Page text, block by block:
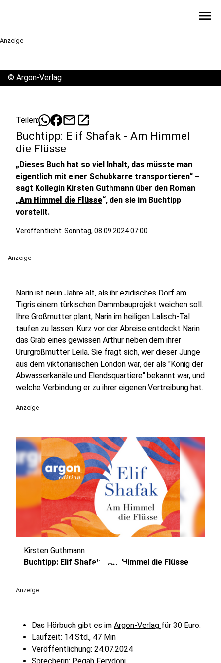
menu
Anzeige
© Argon-Verlag
Teilen: mailopen_in_new
Buchtipp: Elif Shafak - Am Himmel
die Flüsse
„Dieses Buch hat so viel Inhalt, das müsste man
eigentlich mit einer Schubkarre transportieren“ –
sagt Kollegin Kirsten Guthmann über den Roman
„Am Himmel die Flüsse“, den sie im Buchtipp
vorstellt.
Veröffentlicht: Sonntag, 08.09.2024 07:00
Anzeige
Narin ist neun Jahre alt, als ihr ezidisches Dorf am
Tigris einem türkischen Dammbauprojekt weichen soll.
Ihre Großmutter plant, Narin im heiligen Lalisch-Tal
taufen zu lassen. Kurz vor der Abreise entdeckt Narin
das Grab eines gewissen Arthur neben dem ihrer
Ururgroßmutter Leila. Sie fragt sich, wer dieser Junge
aus dem viktorianischen London war, der als "König der
Abwasserkanäle und Elendsquartiere" bekannt war, und
welche Verbindung er zu ihrer eigenen Vertreibung hat.
Anzeige
play_circle
Kirsten Guthmann
Buchtipp: Elif Shafak - Am Himmel die Flüsse
Anzeige
Das Hörbuch gibt es im Argon-Verlag für 30 Euro.
Laufzeit: 14 Std., 47 Min
Veröffentlichung: 24.07.2024
Sprecherin: Pegah Ferydoni